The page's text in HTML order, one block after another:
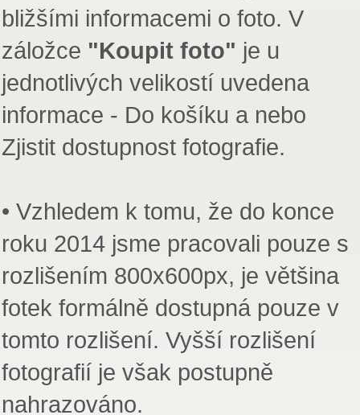
bližšími informacemi o foto. V
záložce "Koupit foto" je u
jednotlivých velikostí uvedena
informace - Do košíku a nebo
Zjistit dostupnost fotografie.
• Vzhledem k tomu, že do konce
roku 2014 jsme pracovali pouze s
rozlišením 800x600px, je většina
fotek formálně dostupná pouze v
tomto rozlišení. Vyšší rozlišení
fotografií je však postupně
nahrazováno.